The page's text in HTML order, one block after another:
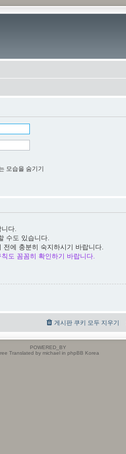
모습을 숨기기
다.
수도 있습니다.
에 충분히 숙지하시기 바랍니다.
도 꼼꼼히 확인하기 바랍니다.
게시판 쿠키 모두 지우기
POWERED_BY
Translated by michael in phpBB Korea